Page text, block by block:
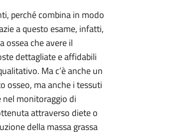
perché combina in modo
a questo esame, infatti,
ossea che avere il
dettagliate e affidabili
Ma c’è anche un
osseo, ma anche i tessuti
nel monitoraggio di
attraverso diete o
della massa grassa